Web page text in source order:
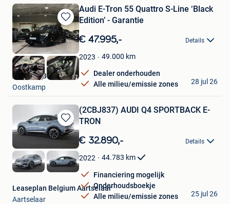
Bewaren
in
Mijn
Favorieten
Audi E-Tron 55 Quattro S-Line ‘Black
Edition’ - Garantie
€ 47.995,- Details
2023 49.000 km
Dealer onderhouden
Alle milieu/emissie zones
Autofest Belgium
Oostkamp
28 jul 26
Bewaren
in
Favorieten
(2CBJ837) AUDI Q4 SPORTBACK E-
TRON
€ 32.890,- Details
2022 44.783 km
Financiering mogelijk
Onderhoudsboekje
Alle milieu/emissie zones
Leaseplan Belgium Aartselaar
Aartselaar
25 jul 26